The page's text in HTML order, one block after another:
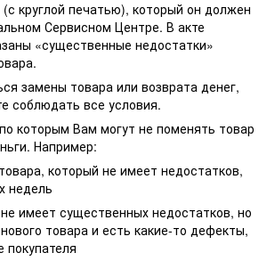
круглой печатью), который он должен
Сервисном Центре. В акте
«существенные недостатки»
замены товара или возврата денег,
соблюдать все условия.
которым Вам могут не поменять товар
Например:
который не имеет недостатков,
недель
имеет существенных недостатков, но
товара и есть какие-то дефекты,
покупателя